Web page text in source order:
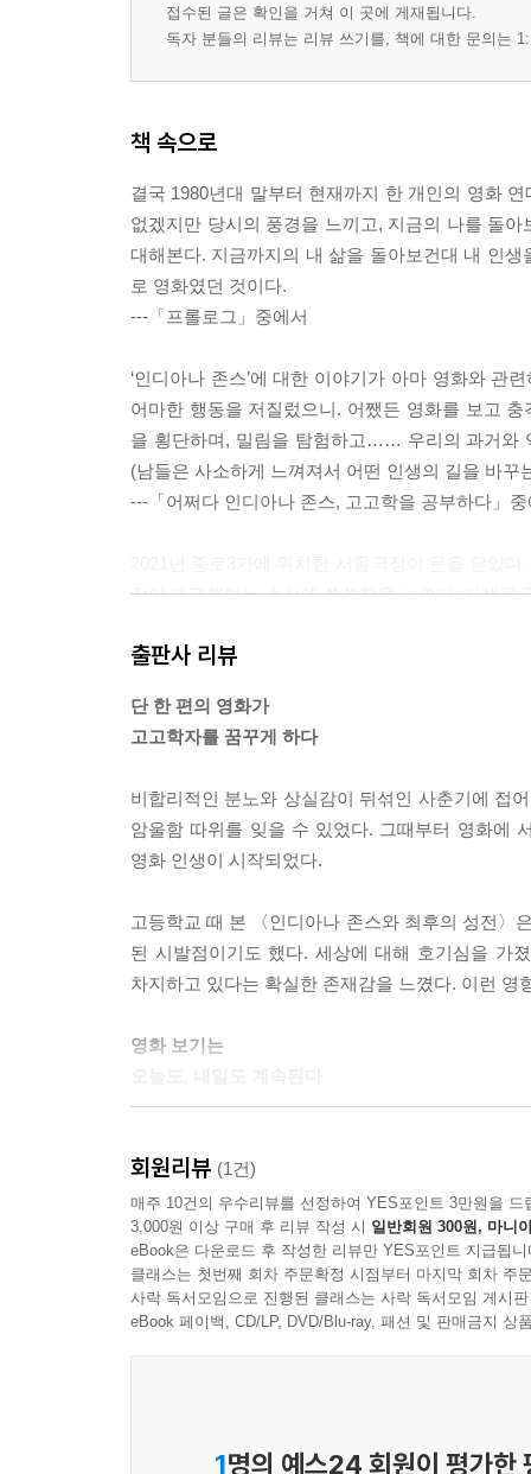
접수된 글은 확인을 거쳐 이 곳에 게재됩니다.
독자 분들의 리뷰는 리뷰 쓰기를, 책에 대한 문의는
책 속으로
결국 1980년대 말부터 현재까지 한 개인의 영화
없겠지만 당시의 풍경을 느끼고, 지금의 나를 돌
대해본다. 지금까지의 내 삶을 돌아보건대 내 인
로 영화였던 것이다.
---「프롤로그」중에서
‘인디아나 존스’에 대한 이야기가 아마 영화와 관
어마한 행동을 저질렀으니. 어쨌든 영화를 보고
을 횡단하며, 밀림을 탐험하고…… 우리의 과거와
(남들은 사소하게 느껴져서 어떤 인생의 길을 바꾸
---「어쩌다 인디아나 존스, 고고학을 공부하다」
장이 폐관했다는 소식에 씁쓸함을 느꼈다. 자생을
---「그 시절의 멀티플렉스 극장」중에서
고등학교 때 영화 보기에 입문하면서 영화 잡지를
에 정보를 얻기에 수월했던 것이다. 당시에는 영
---「IMDB가 뭐야?」중에서
영화 음악은 단순히 음악만 좋아서는 감동이 없다
코 성립하지 않는다.
---「영화 음악 음반 수집기」중에서
원으로 듣는 경우가 많지만 그래도 좋아하는 영
이런 디스토피아적 상상력을 보여주는 영화를 통
는다는 점에서 어떻게 보면 거울의 양면과도 같
---「유토피아와 디스토피아」중에서
여행지를 계획할 때 즉흥적으로 결정할 때도 있
출판사 리뷰
단 한 편의 영화가
고고학자를 꿈꾸게 하다
비합리적인 분노와 상실감이 뒤섞인 사춘기에 접
암울함 따위를 잊을 수 있었다. 그때부터 영화에
영화 인생이 시작되었다.
고등학교 때 본 〈인디아나 존스와 최후의 성전〉
된 시발점이기도 했다. 세상에 대해 호기심을 가
차지하고 있다는 확실한 존재감을 느꼈다. 이런
영화 보기는
일종의 휴식처이자 도피처였다. 하지만 영화 개
등 변화가 찾아오면서 자의 반, 타의 반으로 찾지
영화생활 또한 제자리를 찾아갈 것이라는 희망을
것 같다. 이렇게 나의 영화 보기는 계속된다. 쭈욱~”
오늘도, 내일도, 날마다 파이팅!
회원리뷰 (1건)
매주 10건의 우수리뷰를 선정하여 YES포인트 3만원을 드
3,000원 이상 구매 후 리뷰 작성 시 일반회원 300원, 마니
eBook은 다운로드 후 작성한 리뷰만 YES포인트 지급됩니
클래스는 첫번째 회차 주문확정 시점부터 마지막 회차 주
사락 독서모임으로 진행된 클래스는 사락 독서모임 게시
eBook 페이백, CD/LP, DVD/Blu-ray, 패션 및 판매금지 상
1명의 예스24 회원이 평가한